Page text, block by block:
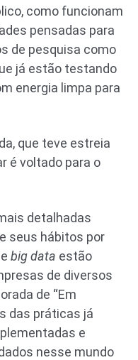
como funcionam
pensadas para
de pesquisa como
já estão testando
energia limpa para
que teve estreia
é voltado para o
detalhadas
seus hábitos por
big data estão
de diversos
de “Em
das práticas já
e
nesse mundo